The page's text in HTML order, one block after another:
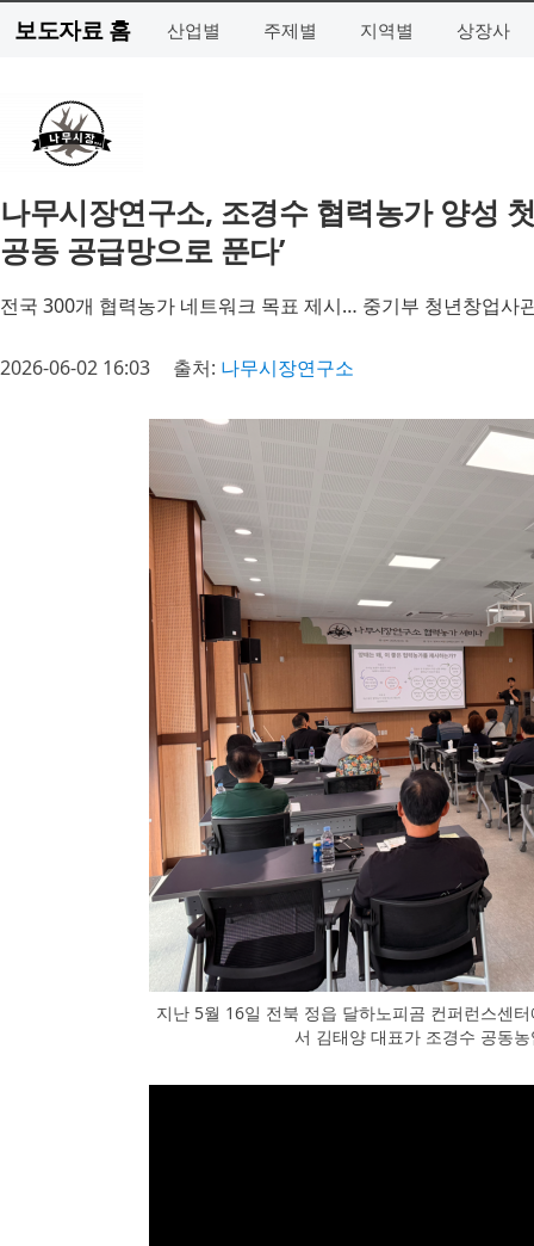
보도자료 홈 산업별 주제별 지역별 상장사
나무시장연구소, 조경수 협력농가 양성
공동 공급망으로 푼다’
전국 300개 협력농가 네트워크 목표 제시… 중기부 청년창업사
2026-06-02 16:03 출처: 나무시장연구소
지난 5월 16일 전북 정읍 달하노피곰 컨퍼런스센
서 김태양 대표가 조경수 공동